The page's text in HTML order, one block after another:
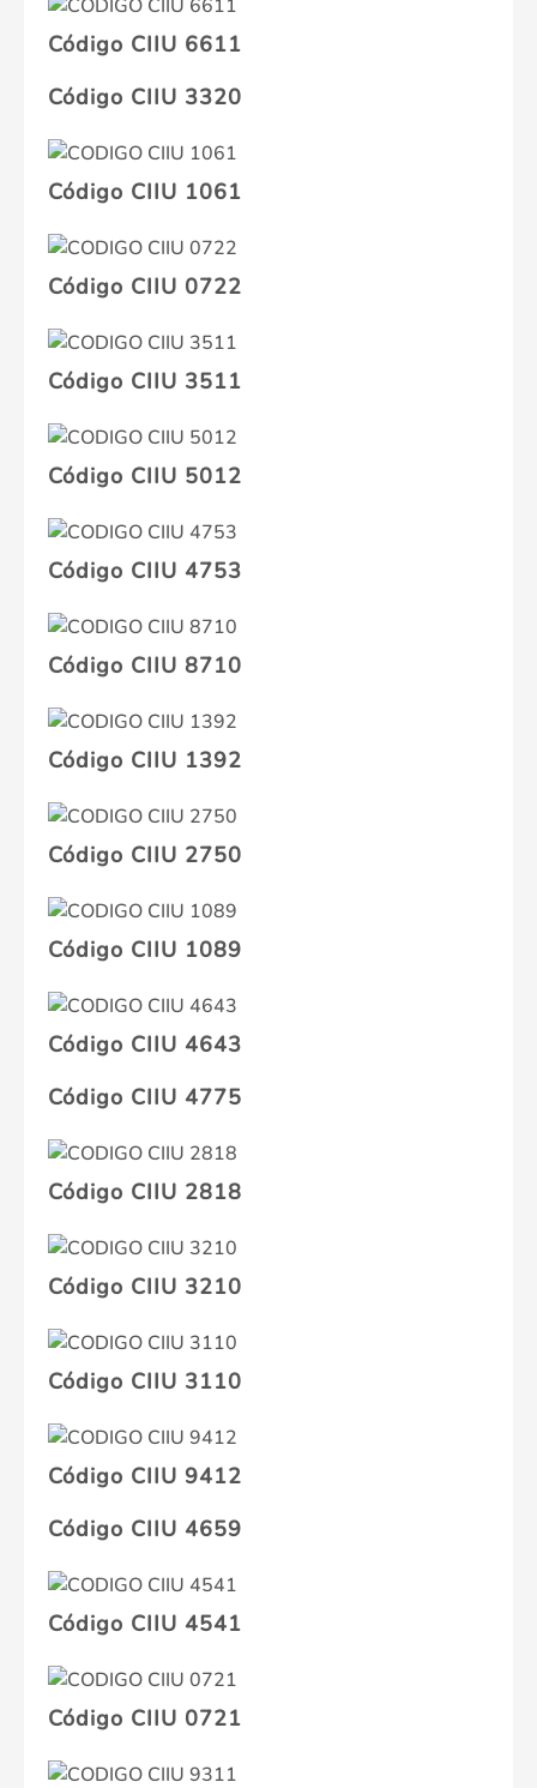
Código CIIU 6611
Código CIIU 3320
Código CIIU 1061
Código CIIU 0722
Código CIIU 3511
Código CIIU 5012
Código CIIU 4753
Código CIIU 8710
Código CIIU 1392
Código CIIU 2750
Código CIIU 1089
Código CIIU 4643
Código CIIU 4775
Código CIIU 2818
Código CIIU 3210
Código CIIU 3110
Código CIIU 9412
Código CIIU 4659
Código CIIU 4541
Código CIIU 0721